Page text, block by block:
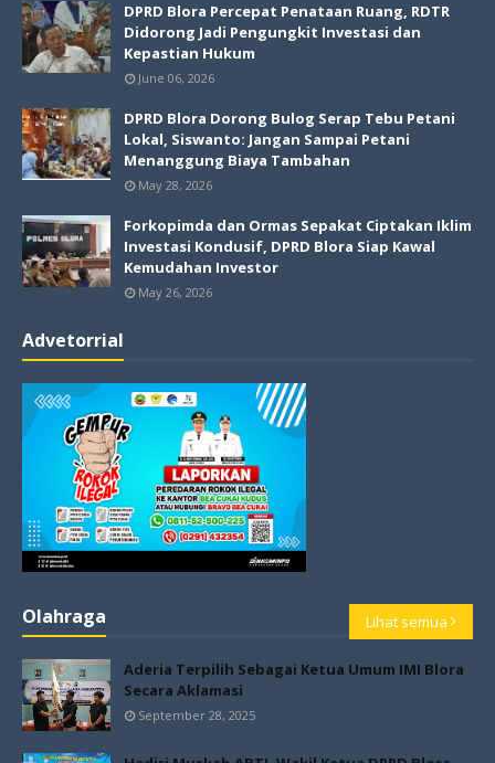
DPRD Blora Percepat Penataan Ruang, RDTR
Didorong Jadi Pengungkit Investasi dan
Kepastian Hukum
June 06, 2026
DPRD Blora Dorong Bulog Serap Tebu Petani
Lokal, Siswanto: Jangan Sampai Petani
Menanggung Biaya Tambahan
May 28, 2026
Forkopimda dan Ormas Sepakat Ciptakan Iklim
Investasi Kondusif, DPRD Blora Siap Kawal
Kemudahan Investor
May 26, 2026
Advetorrial
Olahraga Lihat semua
Aderia Terpilih Sebagai Ketua Umum IMI Blora
Secara Aklamasi
September 28, 2025